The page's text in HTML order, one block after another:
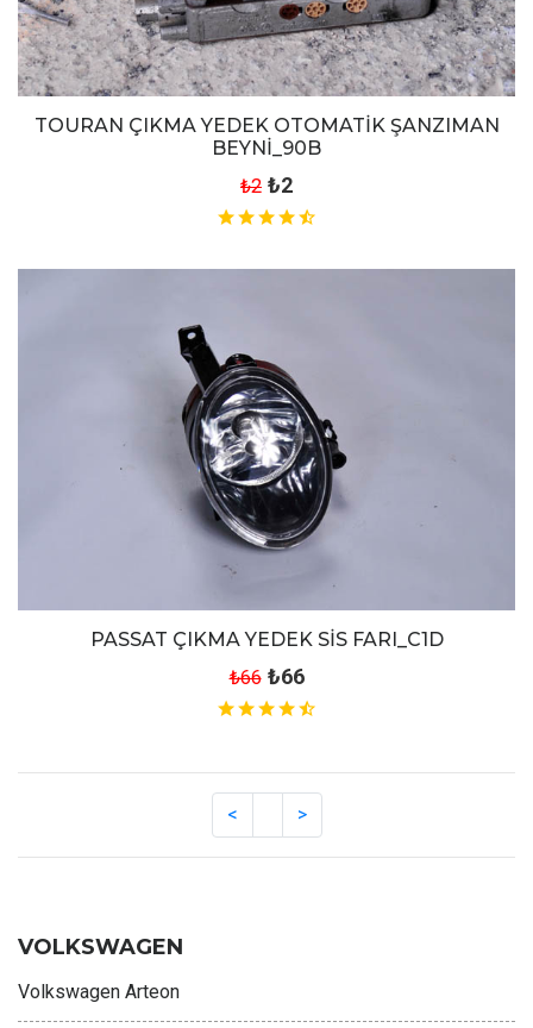
TOURAN ÇIKMA YEDEK OTOMATİK ŞANZIMAN
BEYNİ_90B
₺2 ₺2
PASSAT ÇIKMA YEDEK SİS FARI_C1D
₺66 ₺66
VOLKSWAGEN
Volkswagen Arteon